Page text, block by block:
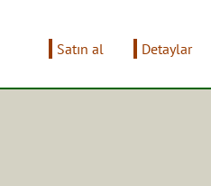
Satın al Detaylar